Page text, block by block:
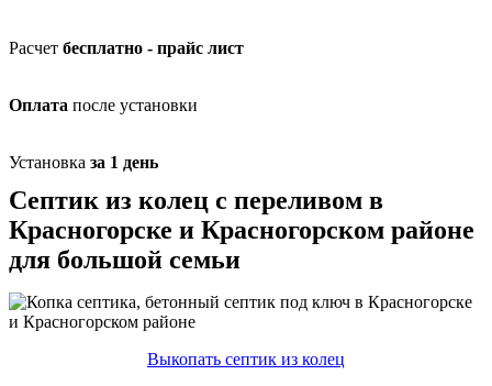
Расчет бесплатно - прайс лист
Оплата после установки
Установка за 1 день
Септик из колец с переливом в
Красногорске и Красногорском районе
для большой семьи
Выкопать септик из колец